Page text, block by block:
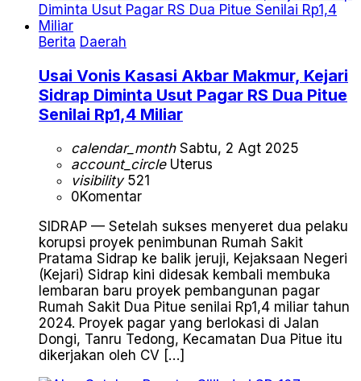
Berita Daerah
Usai Vonis Kasasi Akbar Makmur, Kejari
Sidrap Diminta Usut Pagar RS Dua Pitue
Senilai Rp1,4 Miliar
calendar_monthSabtu, 2 Agt 2025
account_circleUterus
visibility521
0Komentar
SIDRAP — Setelah sukses menyeret dua pelaku
korupsi proyek penimbunan Rumah Sakit
Pratama Sidrap ke balik jeruji, Kejaksaan Negeri
(Kejari) Sidrap kini didesak kembali membuka
lembaran baru proyek pembangunan pagar
Rumah Sakit Dua Pitue senilai Rp1,4 miliar tahun
2024. Proyek pagar yang berlokasi di Jalan
Dongi, Tanru Tedong, Kecamatan Dua Pitue itu
dikerjakan oleh CV […]